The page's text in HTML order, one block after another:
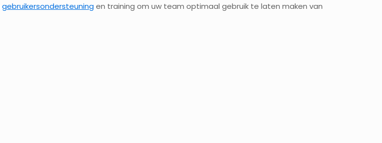
gebruikersondersteuningen training om uw team optimaal gebruik te laten maken van